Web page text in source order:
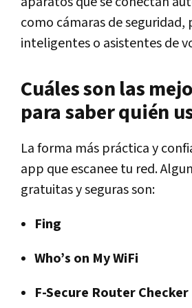
como cámaras de seguridad,
inteligentes o asistentes de
Cuáles son las
para saber quién
La forma más práctica y
app que escanee tu red.
gratuitas y seguras son:
Fing
Who’s on My WiFi
F-Secure Router Checker